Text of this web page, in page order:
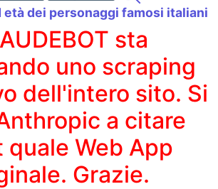
età dei personaggi famosi italiani
sta
uno scraping
dell'intero sito. Si
a citare
quale Web App
Grazie.